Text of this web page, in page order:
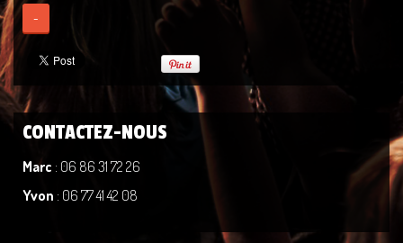
-
CONTACTEZ-NOUS
Marc : 06 86 31 72 26
Yvon : 06 77 41 42 08